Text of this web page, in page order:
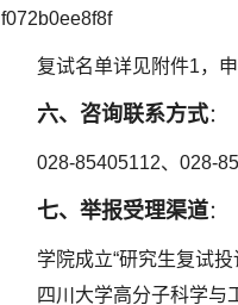
f072b0ee8f8f
复试名单详见附件1，
六、咨询联系方式：
028-85405112、028-
七、举报受理渠道：
学院成立“研究生复试
四川大学高分子科学与